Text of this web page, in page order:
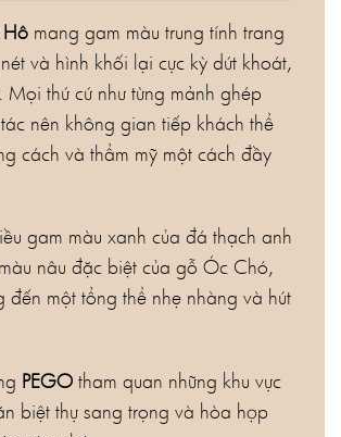
Hô mang gam màu trung tính trang
và hình khối lại cực kỳ dứt khoát,
Mọi thứ cứ như từng mảnh ghép
nên không gian tiếp khách thể
cách và thẩm mỹ một cách đầy
gam màu xanh của đá thạch anh
nâu đặc biệt của gỗ Óc Chó,
đến một tổng thể nhẹ nhàng và hút
PEGO tham quan những khu vực
biệt thự sang trọng và hòa hợp